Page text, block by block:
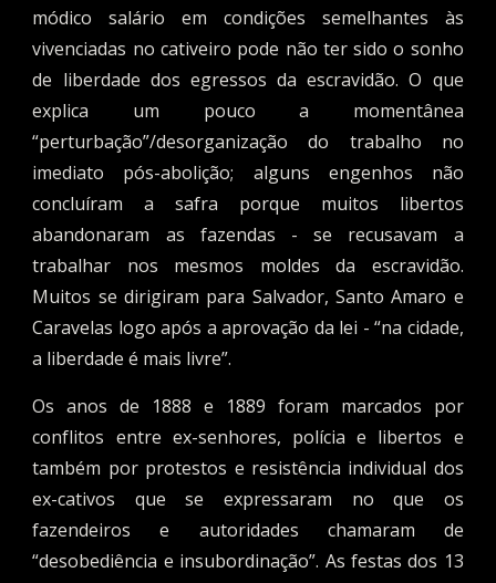
módico salário em condições semelhantes às
vivenciadas no cativeiro pode não ter sido o sonho
de liberdade dos egressos da escravidão. O que
explica um pouco a momentânea
“perturbação”/desorganização do trabalho no
imediato pós-abolição; alguns engenhos não
concluíram a safra porque muitos libertos
abandonaram as fazendas - se recusavam a
trabalhar nos mesmos moldes da escravidão.
Muitos se dirigiram para Salvador, Santo Amaro e
Caravelas logo após a aprovação da lei - “na cidade,
a liberdade é mais livre”.
Os anos de 1888 e 1889 foram marcados por
conflitos entre ex-senhores, polícia e libertos e
também por protestos e resistência individual dos
ex-cativos que se expressaram no que os
fazendeiros e autoridades chamaram de
“desobediência e insubordinação”. As festas dos 13